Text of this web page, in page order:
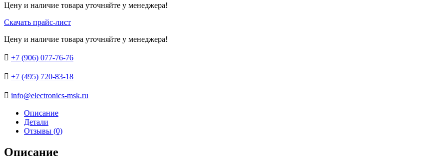
Цену и наличие товара уточняйте у менеджера!
Скачать прайс-лист
Цену и наличие товара уточняйте у менеджера!
 +7 (906) 077-76-76
 +7 (495) 720-83-18
 info@electronics-msk.ru
Описание
Детали
Отзывы (0)
Описание